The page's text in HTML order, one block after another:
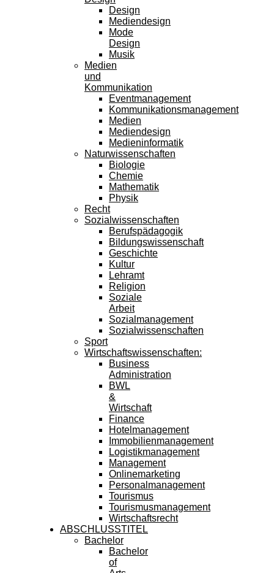
Design
Mediendesign
Mode
Design
Musik
Medien
und
Kommunikation
Eventmanagement
Kommunikationsmanagement
Medien
Mediendesign
Medieninformatik
Naturwissenschaften
Biologie
Chemie
Mathematik
Physik
Recht
Sozialwissenschaften
Berufspädagogik
Bildungswissenschaft
Geschichte
Kultur
Lehramt
Religion
Soziale
Arbeit
Sozialmanagement
Sozialwissenschaften
Sport
Wirtschaftswissenschaften:
Business
Administration
BWL
&
Wirtschaft
Finance
Hotelmanagement
Immobilienmanagement
Logistikmanagement
Management
Onlinemarketing
Personalmanagement
Tourismus
Tourismusmanagement
Wirtschaftsrecht
ABSCHLUSSTITEL
Bachelor
Bachelor
of